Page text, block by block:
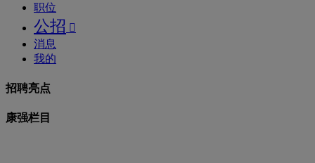
职位
公招 
消息
我的
招聘亮点
康强栏目